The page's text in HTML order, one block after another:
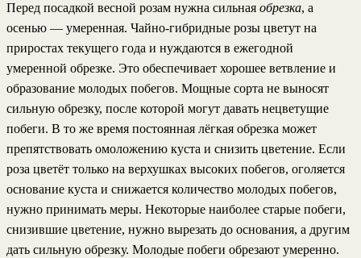
Перед посадкой весной розам нужна сильная обрезка, а
осенью — умеренная. Чайно-гибридные розы цветут на
приростах текущего года и нуждаются в ежегодной
умеренной обрезке. Это обеспечивает хорошее ветвление и
образование молодых побегов. Мощные сорта не выносят
сильную обрезку, после которой могут давать нецветущие
побеги. В то же время постоянная лёгкая обрезка может
препятствовать омоложению куста и снизить цветение. Если
роза цветёт только на верхушках высоких побегов, оголяется
основание куста и снижается количество молодых побегов,
нужно принимать меры. Некоторые наиболее старые побеги,
снизившие цветение, нужно вырезать до основания, а другим
дать сильную обрезку. Молодые побеги обрезают умеренно.